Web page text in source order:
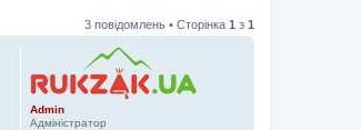
3 повідомлень • Сторінка 1 з 1
Admin
Адміністратор